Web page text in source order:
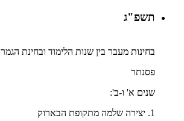
תשפ"ג
בחינות מעבר בין שנות הלימוד ובחינת הגמר
פסנתר
שנים א' ו-ב':
1. יצירה שלמה מתקופת הבארוק